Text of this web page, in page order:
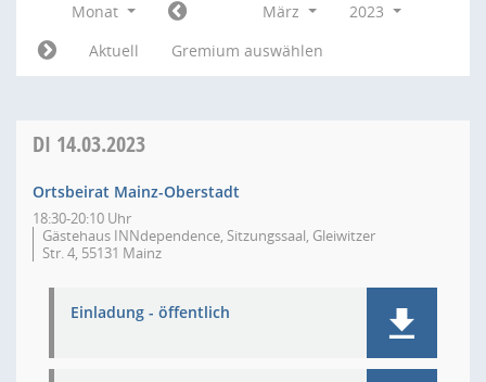
Monat März
2023
Aktuell
Gremium auswählen
DI 14.03.2023
Ortsbeirat Mainz-Oberstadt
18:30-20:10 Uhr
Gästehaus INNdependence, Sitzungssaal, Gleiwitzer
Str. 4, 55131 Mainz
Einladung - öffentlich